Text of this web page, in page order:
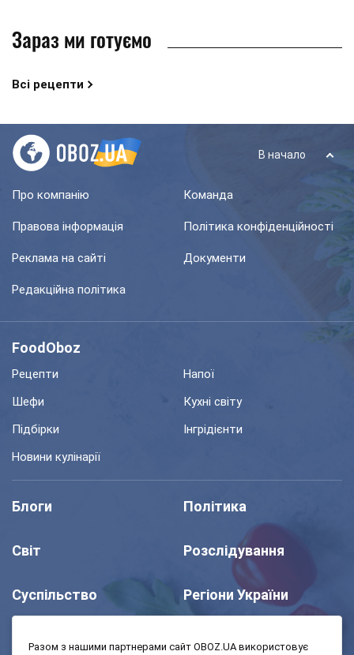
Зараз ми готуємо
Всі рецепти
В начало
Про компанію Команда
Правова інформація Політика конфіденційності
Реклама на сайті Документи
Редакційна політика
FoodOboz
Рецепти
Напої
Шефи
Кухні світу
Підбірки
Інгрідієнти
Новини кулінарії
Блоги Політика
Світ Розслідування
Суспільство Регіони України
Разом з нашими партнерами сайт OBOZ.UA використовує